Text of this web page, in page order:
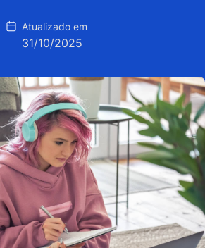
Atualizado em
31/10/2025